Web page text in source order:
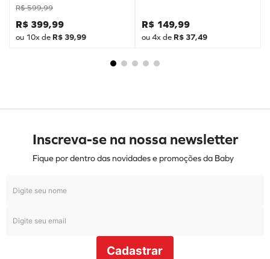
R$ 599,99
R$ 399,99
ou 10x de R$ 39,99
R$ 149,99
ou4x de R$ 37,49
Inscreva-se na nossa newsletter
Fique por dentro das novidades e promoções da Baby
Cadastrar